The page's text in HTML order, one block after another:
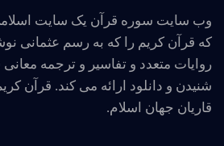
وب سایت سوره قرآن یک سایت
که قرآن کریم را که به رسم عثمانی
روایات متعدد و تفاسیر و ترجمه معانی
شنیدن و دانلود ارائه می کند. قرآن
قاریان جهان اسلام.